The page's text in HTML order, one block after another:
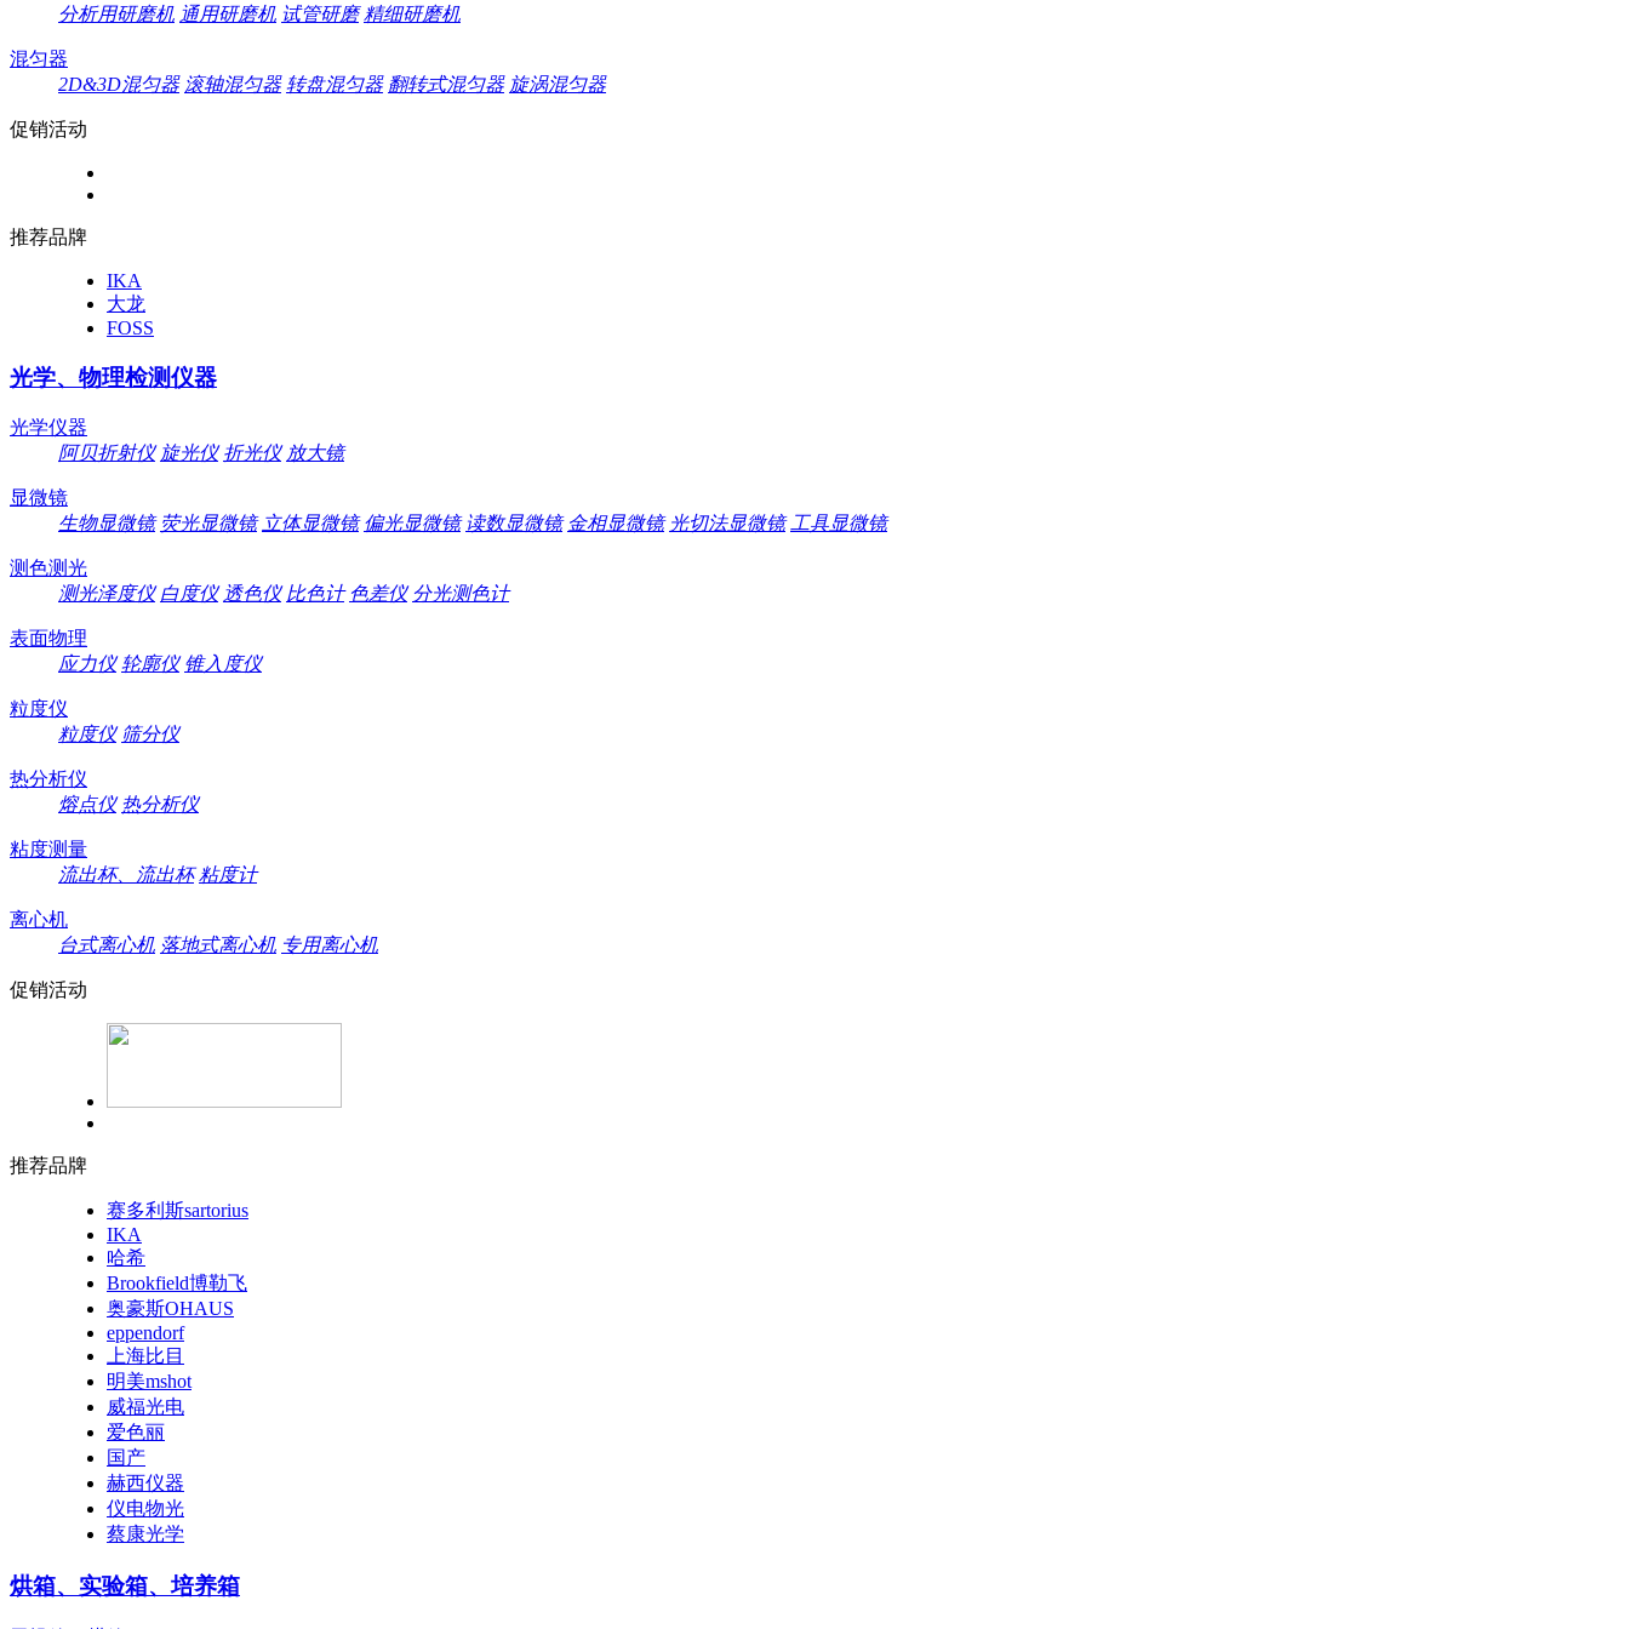
分析用研磨机 通用研磨机 试管研磨 精细研磨机
混匀器
2D&3D混匀器 滚轴混匀器 转盘混匀器 翻转式混匀器 旋涡混匀器
促销活动
推荐品牌
IKA
大龙
FOSS
光学、物理检测仪器
光学仪器
阿贝折射仪 旋光仪 折光仪 放大镜
显微镜
生物显微镜 荧光显微镜 立体显微镜 偏光显微镜 读数显微镜 金相显微镜 光切法显微镜 工具显微镜
测色测光
测光泽度仪 白度仪 透色仪 比色计 色差仪 分光测色计
表面物理
应力仪 轮廓仪 锥入度仪
粒度仪
粒度仪 筛分仪
热分析仪
熔点仪 热分析仪
粘度测量
流出杯、流出杯 粘度计
离心机
台式离心机 落地式离心机 专用离心机
促销活动
推荐品牌
赛多利斯sartorius
IKA
哈希
Brookfield博勒飞
奥豪斯OHAUS
eppendorf
上海比目
明美mshot
威福光电
爱色丽
国产
赫西仪器
仪电物光
蔡康光学
烘箱、实验箱、培养箱